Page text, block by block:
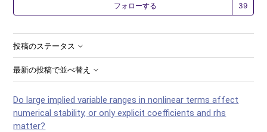
フォローする
投稿のステータス
最新の投稿で並べ替え
Do large implied variable ranges in nonlinear terms affect
numerical stability, or only explicit coefficients and rhs
matter?